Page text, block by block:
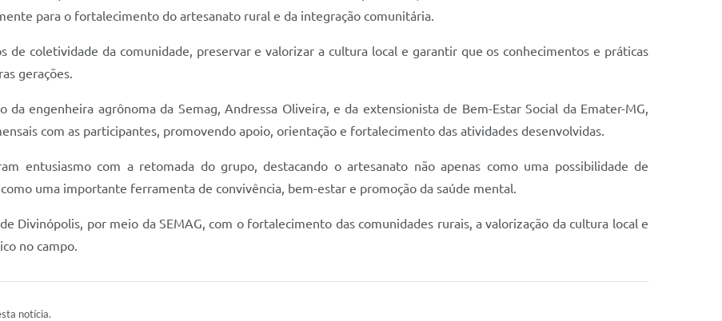
para o fortalecimento do artesanato rural e da integração comunitária.
de coletividade da comunidade, preservar e valorizar a cultura local e garantir que os conhecimentos e práticas
gerações.
engenheira agrônoma da Semag, Andressa Oliveira, e da extensionista de Bem-Estar Social da Emater-MG,
com as participantes, promovendo apoio, orientação e fortalecimento das atividades desenvolvidas.
entusiasmo com a retomada do grupo, destacando o artesanato não apenas como uma possibilidade de
uma importante ferramenta de convivência, bem-estar e promoção da saúde mental.
Divinópolis, por meio da SEMAG, com o fortalecimento das comunidades rurais, a valorização da cultura local e
no campo.
notícia.